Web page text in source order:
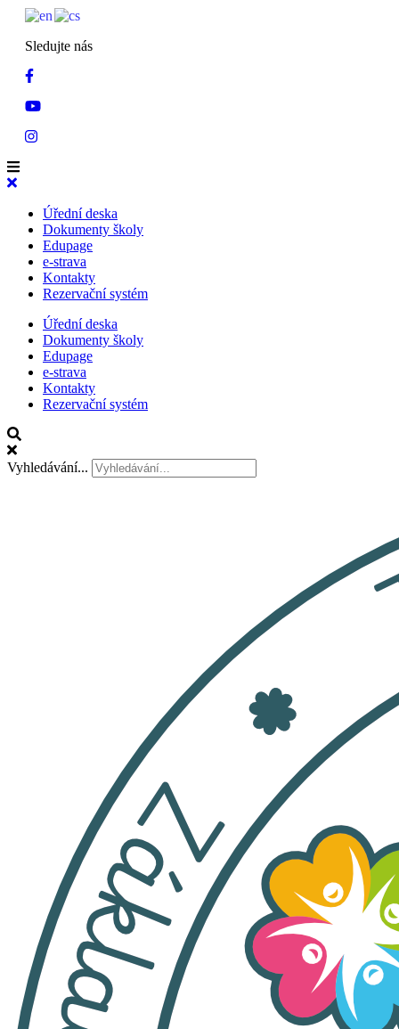
Sledujte nás
Úřední deska
Dokumenty školy
Edupage
e-strava
Kontakty
Rezervační systém
Úřední deska
Dokumenty školy
Edupage
e-strava
Kontakty
Rezervační systém
Vyhledávání...